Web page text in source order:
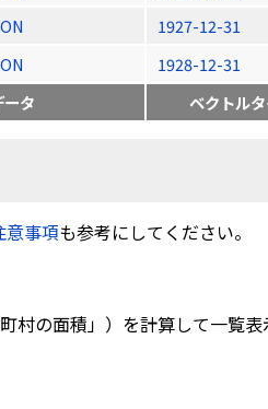
1927-12-31
1928-12-31
タ ベクトル
意事項も参考にしてください。
村の面積」）を計算して一覧表